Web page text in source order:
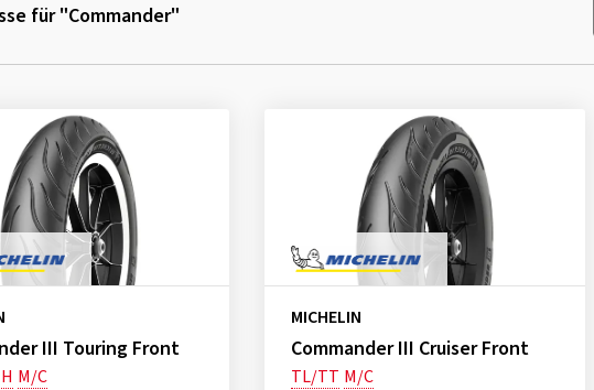
für "Commander"
III Touring Front
M/C
MICHELIN
Commander III Cruiser Front
TL/TT M/C